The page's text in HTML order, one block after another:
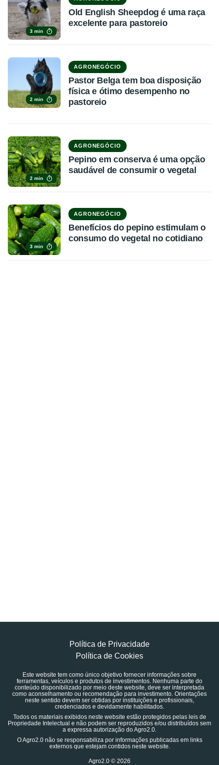
3 min
Old English Sheepdog é uma raça
excelente para pastoreio
2 min
AGRONEGÓCIO
Pastor Belga tem boa disposição
física e ótimo desempenho no
pastoreio
2 min
AGRONEGÓCIO
Pepino em conserva é uma opção
saudável de consumir o vegetal
3 min
AGRONEGÓCIO
Benefícios do pepino estimulam o
consumo do vegetal no cotidiano
Política de Privacidade
Política de Cookies
Este website tem como único objetivo fornecer informações sobre
ferramentas, veículos e produtos de investimentos. Nenhuma parte do
conteúdo disponibilizado por meio deste website, deve ser interpretada
como aconselhamento ou recomendação para investimento. Orientações
neste sentido devem ser obtidas por instituições e profissionais,
credenciados e devidamente habilitados.
Todos os materiais exibidos neste website estão protegidos pelas leis de
Propriedade Intelectual e não podem ser reproduzidos e/ou distribuídos sem
a expressa autorização do Agro2.0.
O Agro2.0 não se responsabiliza por informações publicadas em links
externos que estejam contidos neste website.
Agro2.0 © 2026